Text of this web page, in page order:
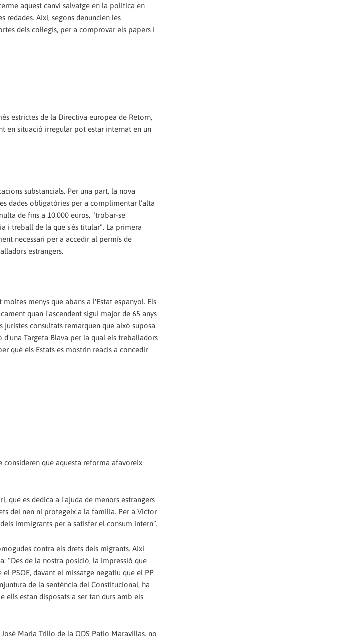
aquest canvi salvatge en la política en
redades. Així, segons denuncien les
dels col·legis, per a comprovar els papers i
estrictes de la Directiva europea de Retorn,
en situació irregular pot estar internat en un
substancials. Per una part, la nova
dades obligatòries per a complimentar l'alta
de fins a 10.000 euros, "trobar-se
i treball de la que s'és titular". La primera
necessari per a accedir al permís de
estrangers.
menys que abans a l'Estat espanyol. Els
quan l'ascendent sigui major de 65 anys
consultats remarquen que això suposa
Targeta Blava per la qual els treballadors
què els Estats es mostrin reacis a concedir
consideren que aquesta reforma afavoreix
que es dedica a l'ajuda de menors estrangers
del nen ni protegeix a la família. Per a Víctor
immigrants per a satisfer el consum intern”.
contra els drets dels migrants. Així
“Des de la nostra posició, la impressió que
PSOE, davant el missatge negatiu que el PP
de la sentència del Constitucional, ha
estan disposats a ser tan durs amb els
María Trillo de la ODS Patio Maravillas, no